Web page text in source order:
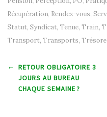
Récupération, Rendez-vous,
Statut, Syndicat, Tenue, Train,
Transport, Transports,
Post
← RETOUR OBLIGATOIRE 3
JOURS AU BUREAU
CHAQUE SEMAINE ?